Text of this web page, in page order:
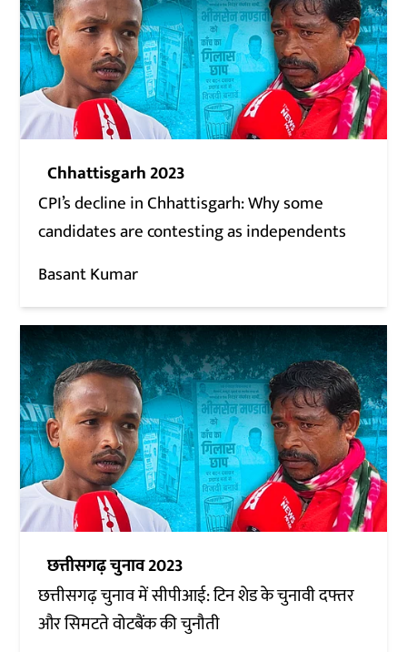
Chhattisgarh 2023
CPI’s decline in Chhattisgarh: Why some
candidates are contesting as independents
Basant Kumar
छत्तीसगढ़ चुनाव 2023
छत्तीसगढ़ चुनाव में सीपीआई: टिन शेड के चुनावी दफ्तर
और सिमटते वोटबैंक की चुनौती